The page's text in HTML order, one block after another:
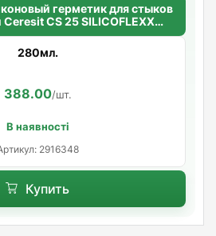
герметик для стыков
CS 25 SILICOFLEXX
(черный)
280мл.
388.00/шт.
В наявності
2916348
Купить